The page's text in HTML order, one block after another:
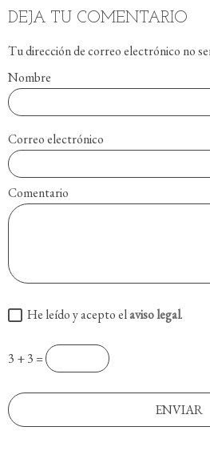
DEJA TU COMENTARIO
Tu dirección de correo electrónico no
Nombre
Correo electrónico
Comentario
He leído y acepto elaviso legal.
3 + 3 =